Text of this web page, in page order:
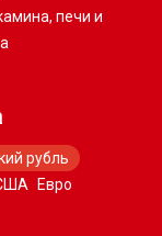
печи и
рубль
Евро